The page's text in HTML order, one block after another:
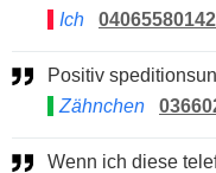
Ich
Positiv
Zähnchen
Wenn ich diese telefonnummer zurückrufe wird mein